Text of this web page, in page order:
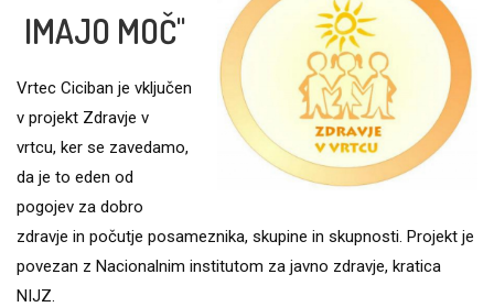
IMAJO MOČ"
Vrtec Ciciban je vključen
v projekt Zdravje v
vrtcu, ker se zavedamo,
da je to eden od
pogojev za dobro
zdravje in počutje posameznika, skupine in skupnosti. Projekt je
povezan z Nacionalnim institutom za javno zdravje, kratica
NIJZ.